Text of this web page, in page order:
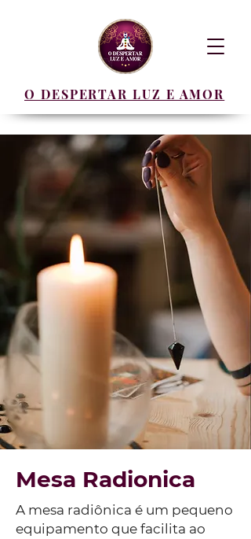
O DESPERTAR LUZ E AMOR
Mesa Radionica
A mesa radiônica é um pequeno
equipamento que facilita ao